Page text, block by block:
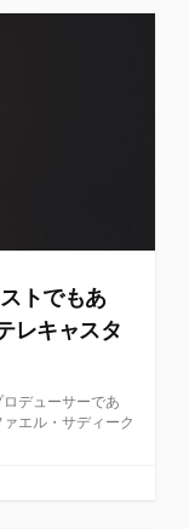
トでもあ
レキャスタ
デューサーであ
エル・サディーク